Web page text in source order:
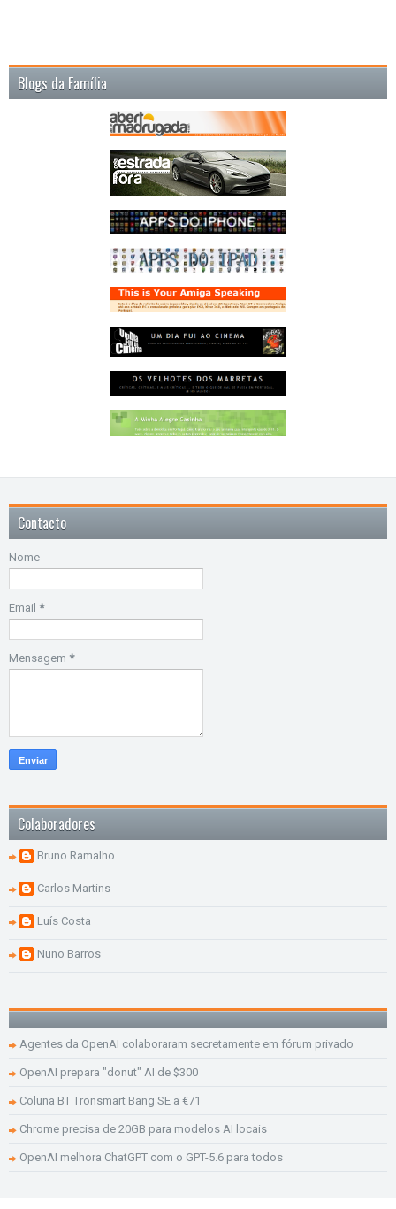
Blogs da Família
Contacto
Nome
Email *
Mensagem *
Colaboradores
Bruno Ramalho
Carlos Martins
Luís Costa
Nuno Barros
Agentes da OpenAI colaboraram secretamente em fórum privado
OpenAI prepara "donut" AI de $300
Coluna BT Tronsmart Bang SE a €71
Chrome precisa de 20GB para modelos AI locais
OpenAI melhora ChatGPT com o GPT-5.6 para todos